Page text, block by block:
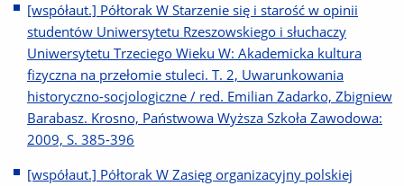
[współaut.] Półtorak W Starzenie się i starość w opinii
studentów Uniwersytetu Rzeszowskiego i słuchaczy
Uniwersytetu Trzeciego Wieku W: Akademicka kultura
fizyczna na przełomie stuleci. T. 2, Uwarunkowania
historyczno-socjologiczne / red. Emilian Zadarko, Zbigniew
Barabasz. Krosno, Państwowa Wyższa Szkoła Zawodowa:
2009, S. 385-396
[współaut.] Półtorak W Zasięg organizacyjny polskiej